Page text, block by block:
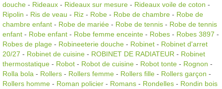
douche - Rideaux - Rideaux sur mesure - Rideaux voile de coton -
Ripolin - Ris de veau - Riz - Robe - Robe de chambre - Robe de
chambre enfant - Robe de mariée - Robe de tennis - Robe de tennis
enfant - Robe enfant - Robe femme enceinte - Robes - Robes 3897 -
Robes de plage - Robineeterie douche - Robinet - Robinet d'arret
20/27 - Robinet de cuisine - ROBINET DE RADIATEUR - Robinet
thermostatique - Robot - Robot de cuisine - Robot tonte - Rognon -
Rolla bola - Rollers - Rollers femme - Rollers fille - Rollers garçon -
Rollers homme - Roman policier - Romans - Rondelles - Rondin bois